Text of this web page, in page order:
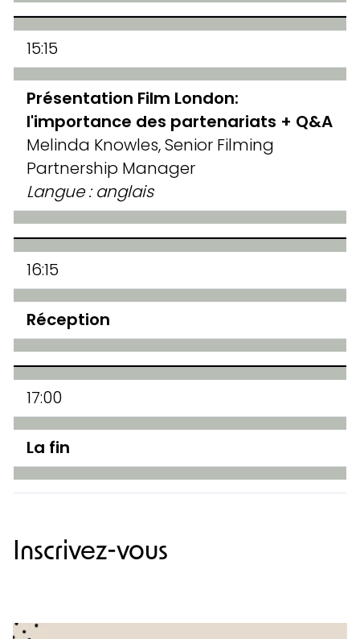
15:15
Présentation Film London:
l'importance des partenariats + Q&A
Melinda Knowles, Senior Filming
Partnership Manager
Langue : anglais
16:15
Réception
17:00
La fin
Inscrivez-vous